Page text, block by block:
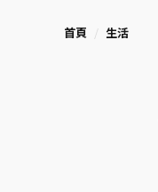
首頁 生活